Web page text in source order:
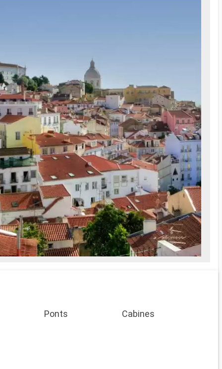
Ponts Cabines